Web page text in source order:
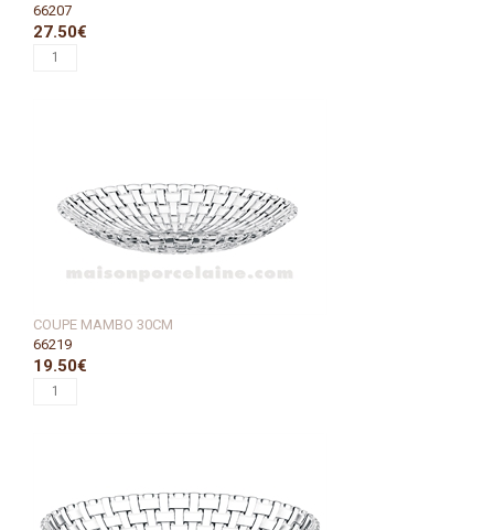
66207
27.50€
COUPE MAMBO 30CM
66219
19.50€